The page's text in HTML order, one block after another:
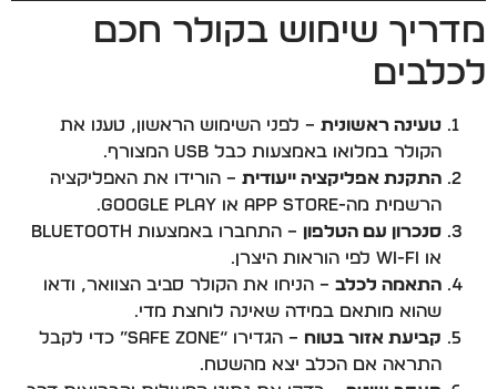
מדריך שימוש בקולר חכם
לכלבים
טעינה ראשונית – לפני השימוש הראשון, טענו את
הקולר במלואו באמצעות כבל USB המצורף.
התקנת אפליקציה ייעודית – הורידו את האפליקציה
הרשמית מה-App Store או Google Play.
סנכרון עם הטלפון
– התחברו באמצעות Bluetooth
או Wi-Fi לפי הוראות היצרן.
התאמה לכלב – הניחו את הקולר סביב הצוואר, ודאו
שהוא מותאם במידה שאינה לוחצת מדי.
קביעת אזור בטוח
– הגדירו “Safe Zone” כדי לקבל
התראה אם הכלב יצא מהשטח.